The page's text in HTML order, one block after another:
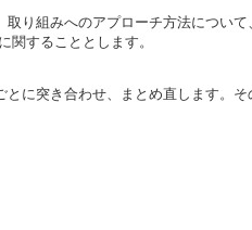
り組みへのアプローチ方法につい
することとします。
に突き合わせ、まとめ直します。